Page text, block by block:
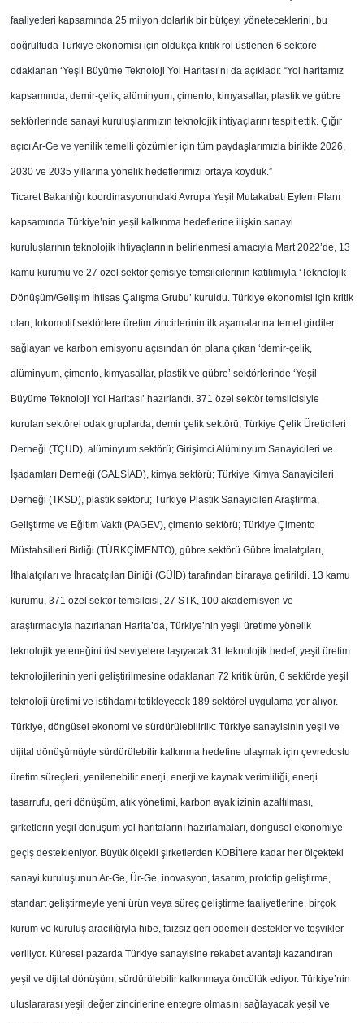
faaliyetleri kapsamında 25 milyon dolarlık bir bütçeyi yöneteceklerini, bu
doğrultuda Türkiye ekonomisi için oldukça kritik rol üstlenen 6 sektöre
odaklanan ‘Yeşil Büyüme Teknoloji Yol Haritası’nı da açıkladı: “Yol haritamız
kapsamında; demir-çelik, alüminyum, çimento, kimyasallar, plastik ve gübre
sektörlerinde sanayi kuruluşlarımızın teknolojik ihtiyaçlarını tespit ettik. Çığır
açıcı Ar-Ge ve yenilik temelli çözümler için tüm paydaşlarımızla birlikte 2026,
2030 ve 2035 yıllarına yönelik hedeflerimizi ortaya koyduk.”
Ticaret Bakanlığı koordinasyonundaki Avrupa Yeşil Mutakabatı Eylem Planı
kapsamında Türkiye’nin yeşil kalkınma hedeflerine ilişkin sanayi
kuruluşlarının teknolojik ihtiyaçlarının belirlenmesi amacıyla Mart 2022’de, 13
kamu kurumu ve 27 özel sektör şemsiye temsilcilerinin katılımıyla ‘Teknolojik
Dönüşüm/Gelişim İhtisas Çalışma Grubu’ kuruldu. Türkiye ekonomisi için kritik
olan, lokomotif sektörlere üretim zincirlerinin ilk aşamalarına temel girdiler
sağlayan ve karbon emisyonu açısından ön plana çıkan ‘demir-çelik,
alüminyum, çimento, kimyasallar, plastik ve gübre’ sektörlerinde ‘Yeşil
Büyüme Teknoloji Yol Haritası’ hazırlandı. 371 özel sektör temsilcisiyle
kurulan sektörel odak gruplarda; demir çelik sektörü; Türkiye Çelik Üreticileri
Derneği (TÇÜD), alüminyum sektörü; Girişimci Alüminyum Sanayicileri ve
İşadamları Derneği (GALSİAD), kimya sektörü; Türkiye Kimya Sanayicileri
Derneği (TKSD), plastik sektörü; Türkiye Plastik Sanayicileri Araştırma,
Geliştirme ve Eğitim Vakfı (PAGEV), çimento sektörü; Türkiye Çimento
Müstahsilleri Birliği (TÜRKÇİMENTO), gübre sektörü Gübre İmalatçıları,
İthalatçıları ve İhracatçıları Birliği (GÜİD) tarafından biraraya getirildi. 13 kamu
kurumu, 371 özel sektör temsilcisi, 27 STK, 100 akademisyen ve
araştırmacıyla hazırlanan Harita’da, Türkiye’nin yeşil üretime yönelik
teknolojik yeteneğini üst seviyelere taşıyacak 31 teknolojik hedef, yeşil üretim
teknolojilerinin yerli geliştirilmesine odaklanan 72 kritik ürün, 6 sektörde yeşil
teknoloji üretimi ve istihdamı tetikleyecek 189 sektörel uygulama yer alıyor.
Türkiye, döngüsel ekonomi ve sürdürülebilirlik: Türkiye sanayisinin yeşil ve
dijital dönüşümüyle sürdürülebilir kalkınma hedefine ulaşmak için çevredostu
üretim süreçleri, yenilenebilir enerji, enerji ve kaynak verimliliği, enerji
tasarrufu, geri dönüşüm, atık yönetimi, karbon ayak izinin azaltılması,
şirketlerin yeşil dönüşüm yol haritalarını hazırlamaları, döngüsel ekonomiye
geçiş destekleniyor. Büyük ölçekli şirketlerden KOBİ’lere kadar her ölçekteki
sanayi kuruluşunun Ar-Ge, Ür-Ge, inovasyon, tasarım, prototip geliştirme,
standart geliştirmeyle yeni ürün veya süreç geliştirme faaliyetlerine, birçok
kurum ve kuruluş aracılığıyla hibe, faizsiz geri ödemeli destekler ve teşvikler
veriliyor. Küresel pazarda Türkiye sanayisine rekabet avantajı kazandıran
yeşil ve dijital dönüşüm, sürdürülebilir kalkınmaya öncülük ediyor. Türkiye’nin
uluslararası yeşil değer zincirlerine entegre olmasını sağlayacak yeşil ve